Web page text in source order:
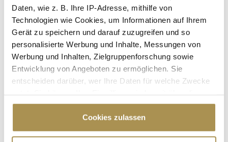
Daten, wie z. B. Ihre IP-Adresse, mithilfe von
Technologien wie Cookies, um Informationen auf Ihrem
Gerät zu speichern und darauf zuzugreifen und so
personalisierte Werbung und Inhalte, Messungen von
Werbung und Inhalten, Zielgruppenforschung sowie
Entwicklung von Angeboten zu ermöglichen. Sie
entscheiden darüber, wer Ihre Daten für welche Zwecke
Cookie-Erklärung oder durch Klicken auf das Privacy
Trigger Symbol ändern oder widerrufen
Cookies zulassen